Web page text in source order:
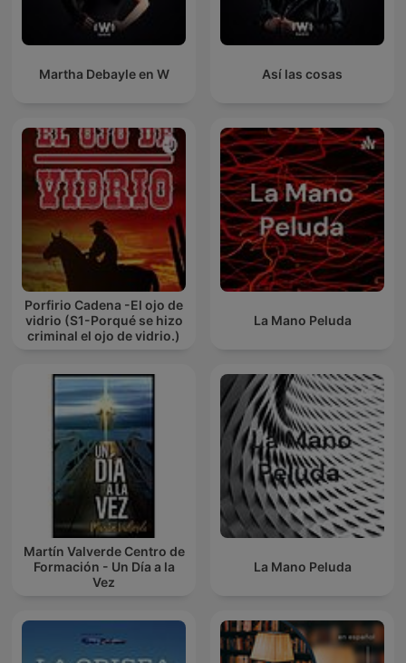
Martha Debayle en W Así las cosas
Porfirio Cadena -El ojo de
vidrio (S1-Porqué se hizo
criminal el ojo de vidrio.)
La Mano Peluda
Martín Valverde Centro de
Formación - Un Día a la
Vez
La Mano Peluda